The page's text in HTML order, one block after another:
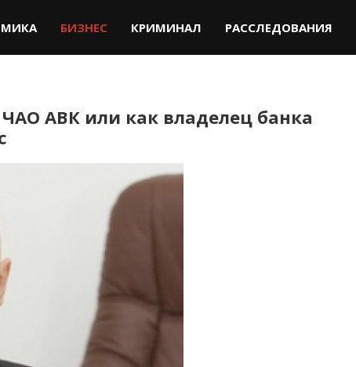
БИЗНЕС КРИМИНАЛ РАССЛЕДОВАНИЯ
АВК или как владелец банка